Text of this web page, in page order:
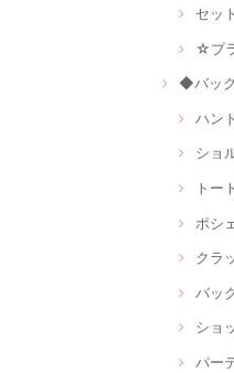
セッ
☆プ
◆バッ
ハン
ショ
トー
ポシ
クラ
バッ
ショ
パー